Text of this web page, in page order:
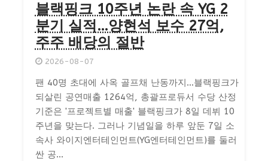
블랙핑크 10주년 논란 속 YG 2
분기 실적…양현석 보수 27억,
주주 배당의 절반
2026-08-07
팬 40명 초대에 사옥 골프채 난동까지…블랙핑크가
되살린 공연매출 1264억, 총괄프로듀서 수당 산정
기준은 '프로젝트별 매출' 블랙핑크가 8일 데뷔 10
주년을 맞는다. 그러나 기념일을 하루 앞둔 7일 소
속사 와이지엔터테인먼트(YG엔터테인먼트)를 둘러
싼 공...